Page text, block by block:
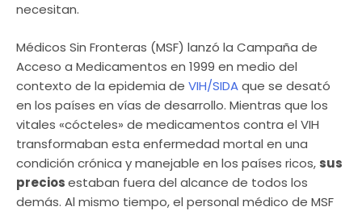
necesitan.
Médicos Sin Fronteras (MSF) lanzó la Campaña de
Acceso a Medicamentos en 1999 en medio del
contexto de la epidemia de VIH/SIDAque se desató
en los países en vías de desarrollo. Mientras que los
vitales «cócteles» de medicamentos contra el VIH
transformaban esta enfermedad mortal en una
condición crónica y manejable en los países ricos, sus
preciosestaban fuera del alcance de todos los
demás. Al mismo tiempo, el personal médico de MSF